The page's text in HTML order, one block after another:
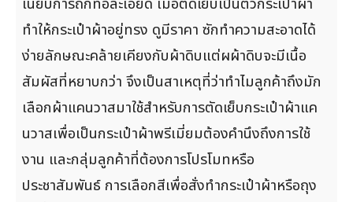
ทำให้กระเป๋าผ้าอยู่ทรง ดูมีราคา ซักทำความสะอาดได้
ง่ายลักษณะคล้ายเคียงกับผ้าดิบแต่ผผ้าดิบจะมีเนื้อ
สัมผัสที่หยาบกว่า จึงเป็นสาเหตุที่ว่าทำไมลูกค้าถึงมัก
เลือกผ้าแคนวาสมาใช้สำหรับการตัดเย็บกระเป๋าผ้าแค
นวาสเพื่อเป็นกระเป๋าผ้าพรีเมี่ยมต้องคำนึงถึงการใช้
งาน และกลุ่มลูกค้าที่ต้องการโปรโมทหรือ
ประชาสัมพันธ์ การเลือกสีเพื่อสั่งทำกระเป๋าผ้าหรือถุง